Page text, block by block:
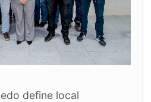
define local